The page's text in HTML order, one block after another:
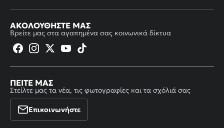
ΑΚΟΛΟΥΘΉΣΤΕ ΜΑΣ
Βρείτε μας στα αγαπημένα σας κοινωνικά δίκτυα
ΠΕΊΤΕ ΜΑΣ
Στείλτε μας τα νέα, τις φωτογραφίες και τα σχόλιά σας
Επικοινωνήστε